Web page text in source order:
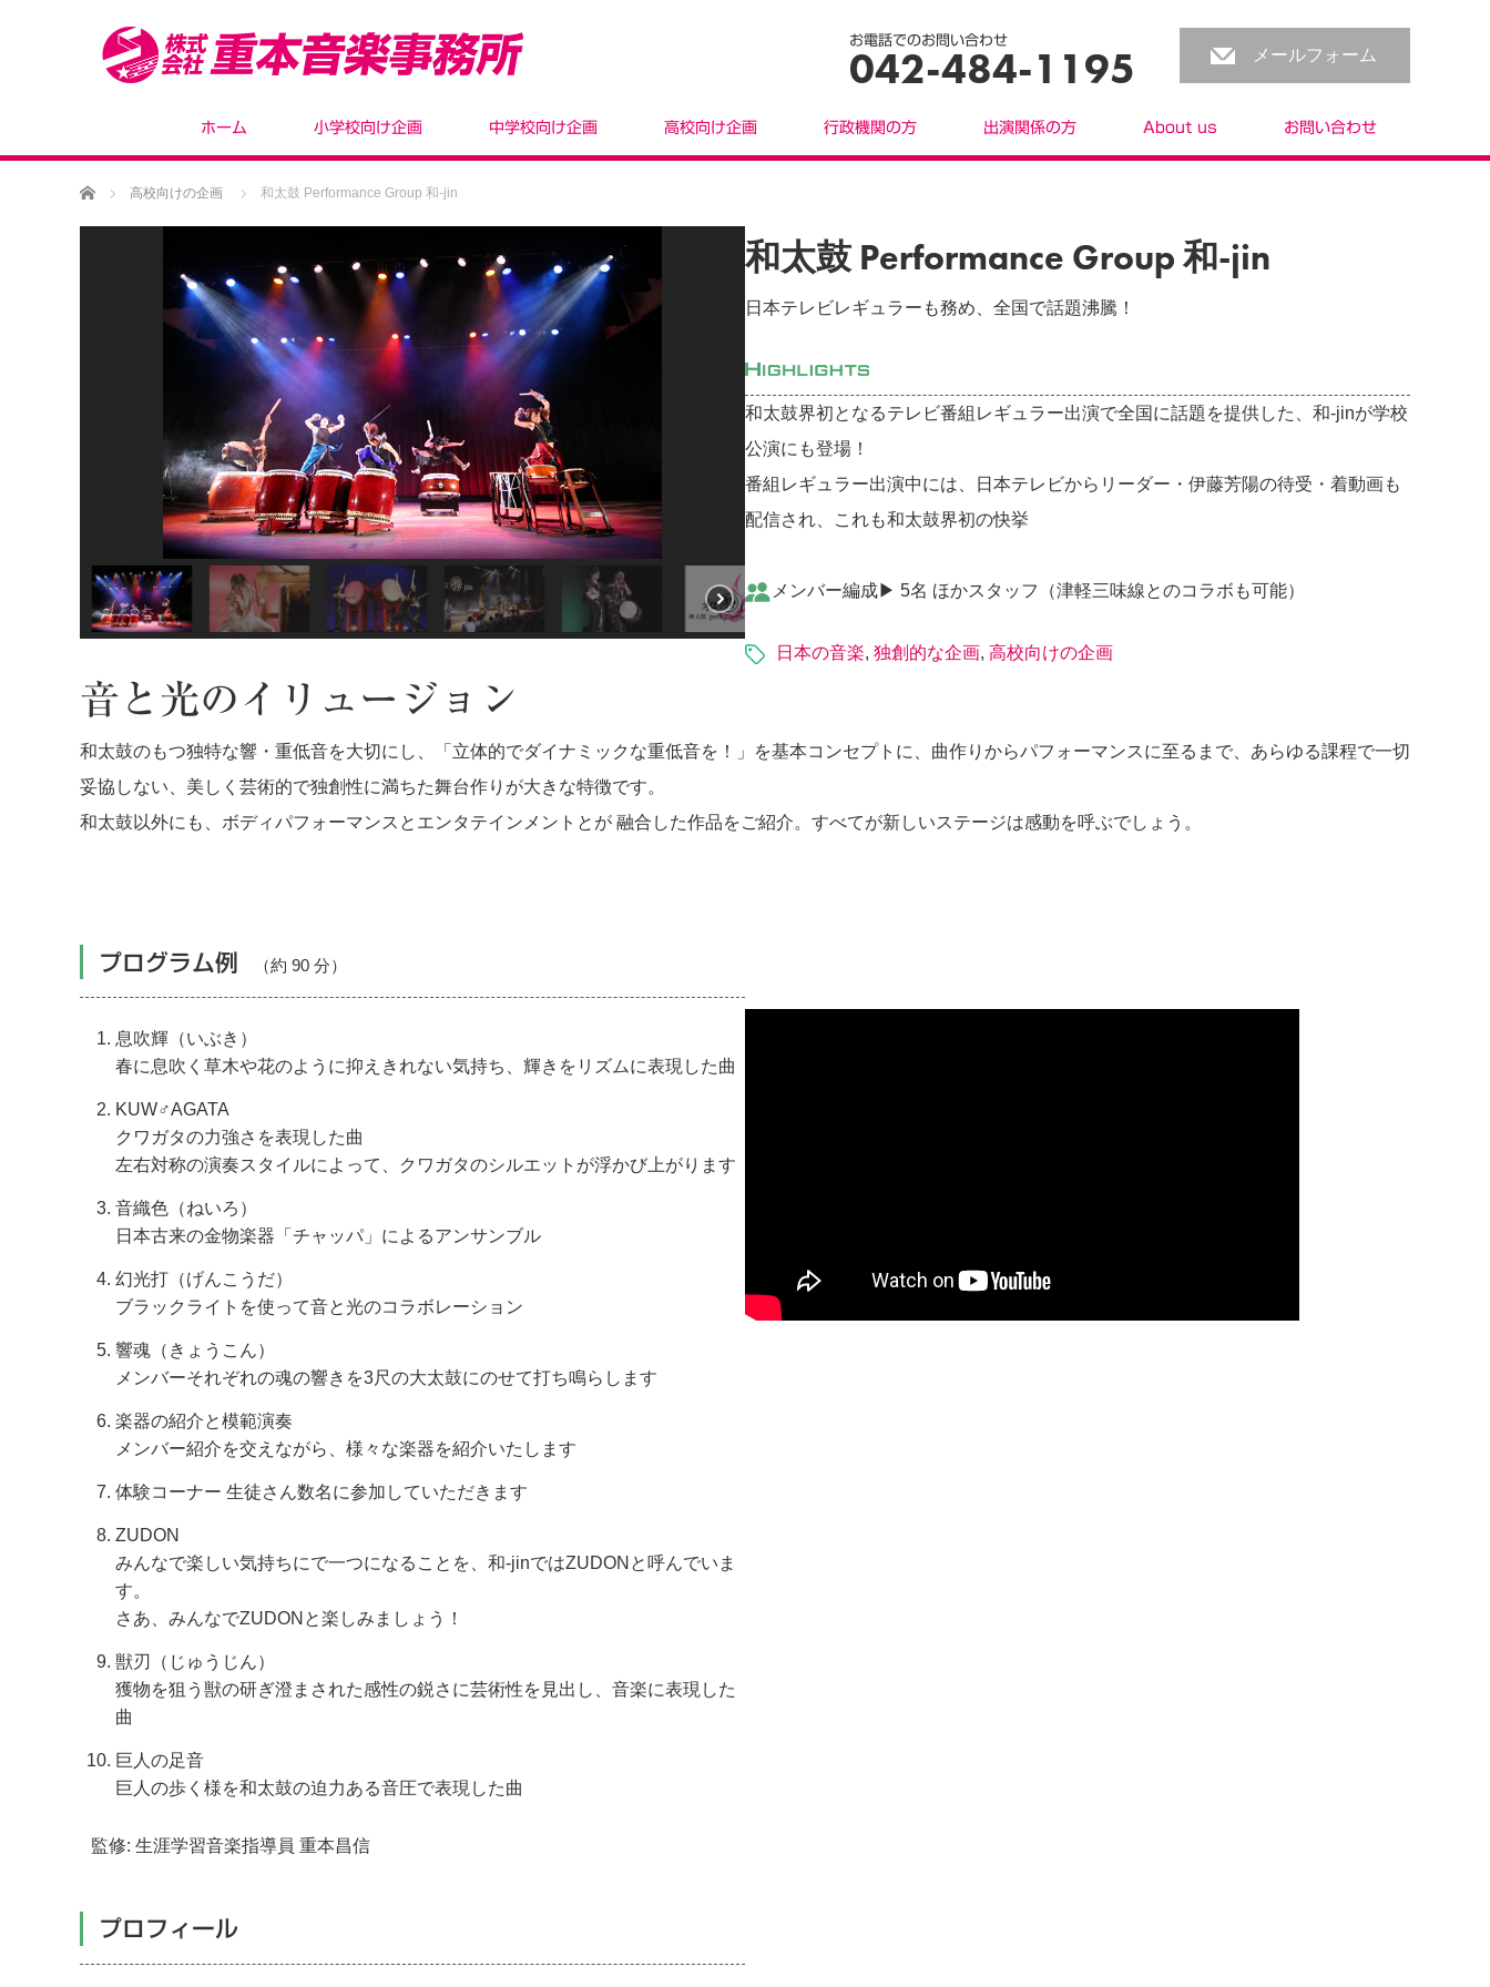
お電話でのお問い合わせ
042-484-1195 メールフォーム
ホーム 小学校向け企画 中学校向け企画 高校向け企画 行政機関の方 出演関係の方 About us お問い合わせ
ホーム 高校向けの企画 和太鼓 Performance Group 和-jin
和太鼓 Performance Group 和-jin
日本テレビレギュラーも務め、全国で話題沸騰！
和太鼓界初となるテレビ番組レギュラー出演で全国に話題を提供した、和-jinが学校
公演にも登場！
番組レギュラー出演中には、日本テレビからリーダー・伊藤芳陽の待受・着動画も
配信され、これも和太鼓界初の快挙
メンバー編成▶︎ 5名 ほかスタッフ（津軽三味線とのコラボも可能）
日本の音楽, 独創的な企画, 高校向けの企画
音と光のイリュージョン
和太鼓のもつ独特な響・重低音を大切にし、「立体的でダイナミックな重低音を！」を基本コンセプトに、曲作りからパフォーマンスに至るまで、あらゆる課程で一切
妥協しない、美しく芸術的で独創性に満ちた舞台作りが大きな特徴です。
和太鼓以外にも、ボディパフォーマンスとエンタテインメントとが 融合した作品をご紹介。すべてが新しいステージは感動を呼ぶでしょう。
プログラム例 （約 90 分）
息吹輝（いぶき）
春に息吹く草木や花のように抑えきれない気持ち、輝きをリズムに表現した曲
KUW♂AGATA
クワガタの力強さを表現した曲
左右対称の演奏スタイルによって、クワガタのシルエットが浮かび上がります
音織色（ねいろ）
日本古来の金物楽器「チャッパ」によるアンサンブル
幻光打（げんこうだ）
ブラックライトを使って音と光のコラボレーション
響魂（きょうこん）
メンバーそれぞれの魂の響きを3尺の大太鼓にのせて打ち鳴らします
楽器の紹介と模範演奏
メンバー紹介を交えながら、様々な楽器を紹介いたします
体験コーナー 生徒さん数名に参加していただきます
ZUDON
みんなで楽しい気持ちにで一つになることを、和-jinではZUDONと呼んでいま
す。
さあ、みんなでZUDONと楽しみましょう！
獣刃（じゅうじん）
獲物を狙う獣の研ぎ澄まされた感性の鋭さに芸術性を見出し、音楽に表現した
曲
巨人の足音
巨人の歩く様を和太鼓の迫力ある音圧で表現した曲
監修: 生涯学習音楽指導員 重本昌信
プロフィール